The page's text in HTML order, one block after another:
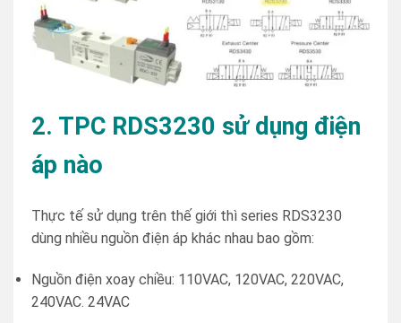
2. TPC RDS3230 sử dụng điện
áp nào
Thực tế sử dụng trên thế giới thì series RDS3230
dùng nhiều nguồn điện áp khác nhau bao gồm:
Nguồn điện xoay chiều: 110VAC, 120VAC, 220VAC,
240VAC. 24VAC